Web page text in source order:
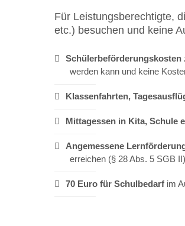
Für Leistungsberechtigte,
etc.) besuchen und keine
Schülerbeförderungskosten
werden kann und keine
Klassenfahrten,
Mittagessen in Kita, Schule
Angemessene
erreichen (§ 28 Abs. 5 SGB
70 Euro für Schulbedarf im